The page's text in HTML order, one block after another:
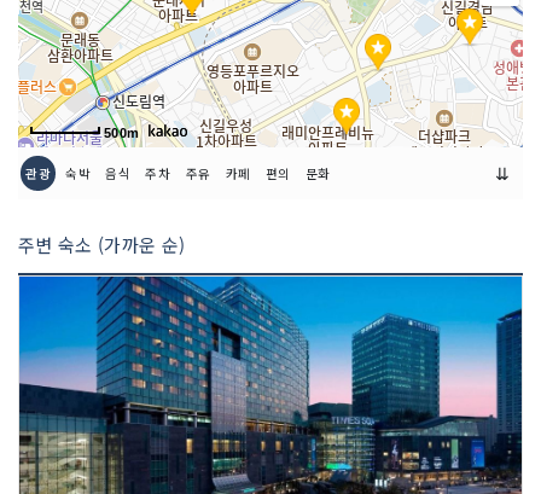
500m
관광 숙박 음식 주차 주유 카페 편의 문화 ⇊
주변 숙소 (가까운 순)